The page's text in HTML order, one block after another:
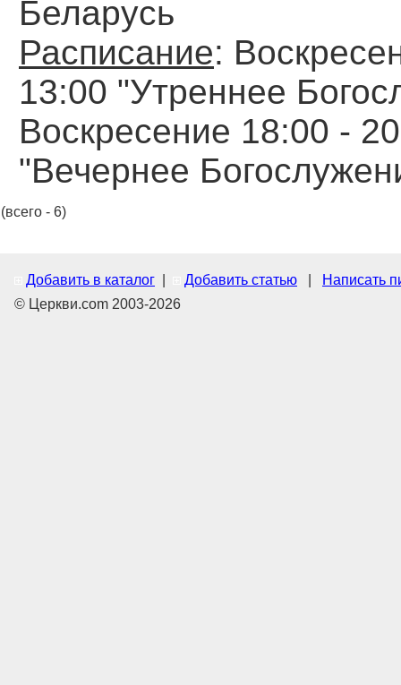
Беларусь
Расписание:
13:00 "Утреннее
Воскресение 18:00 -
"Вечернее
(всего - 6)
Добавить в каталог Добавить статью
Написать
© Церкви.com 2003-2026